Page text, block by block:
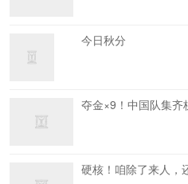
今日秋分
夺金×9！中国队集齐
硬核！咱除了来人，